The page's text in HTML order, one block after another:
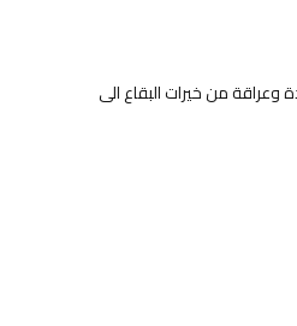
وعراقة من خيرات البقاع الى